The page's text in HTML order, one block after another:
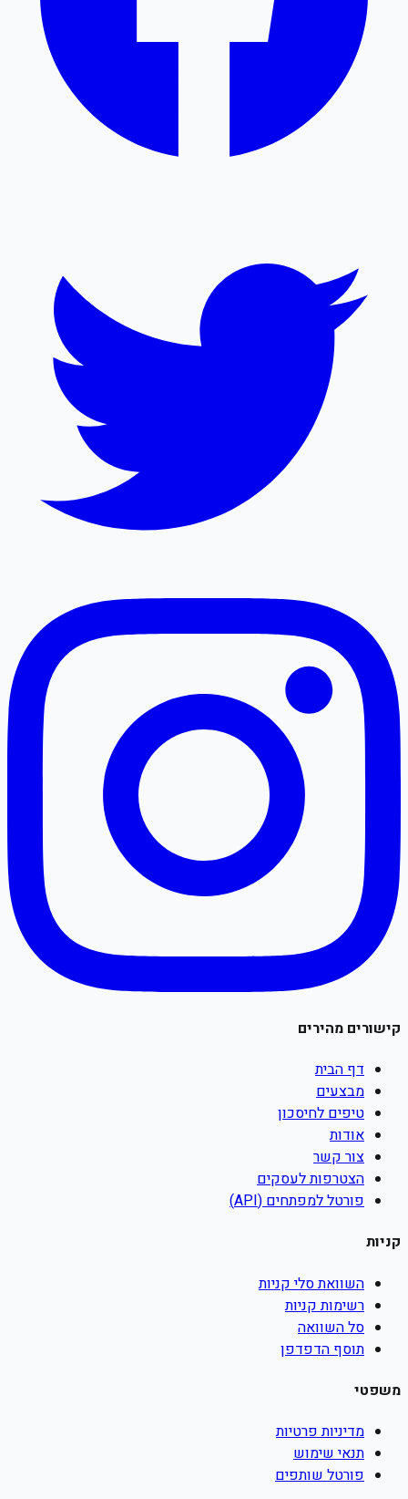
קישורים מהירים
דף הבית
מבצעים
טיפים לחיסכון
אודות
צור קשר
הצטרפות לעסקים
פורטל למפתחים (API)
קניות
השוואת סלי קניות
רשימות קניות
סל השוואה
תוסף הדפדפן
משפטי
מדיניות פרטיות
תנאי שימוש
פורטל שותפים